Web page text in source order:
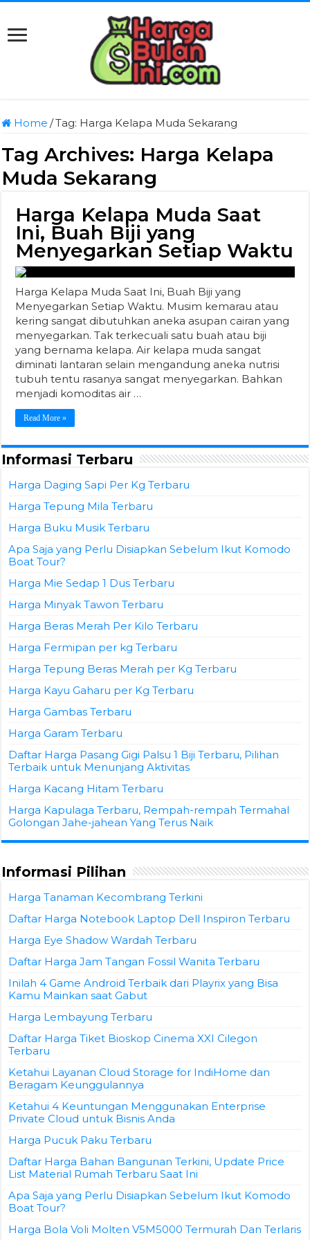
Home /Tag: Harga Kelapa Muda Sekarang
Tag Archives: Harga Kelapa
Muda Sekarang
Harga Kelapa Muda Saat
Ini, Buah Biji yang
Menyegarkan Setiap Waktu
Harga Kelapa Muda Saat Ini, Buah Biji yang
Menyegarkan Setiap Waktu. Musim kemarau atau
kering sangat dibutuhkan aneka asupan cairan yang
menyegarkan. Tak terkecuali satu buah atau biji
yang bernama kelapa. Air kelapa muda sangat
diminati lantaran selain mengandung aneka nutrisi
tubuh tentu rasanya sangat menyegarkan. Bahkan
menjadi komoditas air …
Read More »
Informasi Terbaru
Harga Daging Sapi Per Kg Terbaru
Harga Tepung Mila Terbaru
Harga Buku Musik Terbaru
Apa Saja yang Perlu Disiapkan Sebelum Ikut Komodo
Boat Tour?
Harga Mie Sedap 1 Dus Terbaru
Harga Minyak Tawon Terbaru
Harga Beras Merah Per Kilo Terbaru
Harga Fermipan per kg Terbaru
Harga Tepung Beras Merah per Kg Terbaru
Harga Kayu Gaharu per Kg Terbaru
Harga Gambas Terbaru
Harga Garam Terbaru
Daftar Harga Pasang Gigi Palsu 1 Biji Terbaru, Pilihan
Terbaik untuk Menunjang Aktivitas
Harga Kacang Hitam Terbaru
Harga Kapulaga Terbaru, Rempah-rempah Termahal
Golongan Jahe-jahean Yang Terus Naik
Informasi Pilihan
Harga Tanaman Kecombrang Terkini
Daftar Harga Notebook Laptop Dell Inspiron Terbaru
Harga Eye Shadow Wardah Terbaru
Daftar Harga Jam Tangan Fossil Wanita Terbaru
Inilah 4 Game Android Terbaik dari Playrix yang Bisa
Kamu Mainkan saat Gabut
Harga Lembayung Terbaru
Daftar Harga Tiket Bioskop Cinema XXI Cilegon
Terbaru
Ketahui Layanan Cloud Storage for IndiHome dan
Beragam Keunggulannya
Ketahui 4 Keuntungan Menggunakan Enterprise
Private Cloud untuk Bisnis Anda
Harga Pucuk Paku Terbaru
Daftar Harga Bahan Bangunan Terkini, Update Price
List Material Rumah Terbaru Saat Ini
Apa Saja yang Perlu Disiapkan Sebelum Ikut Komodo
Boat Tour?
Harga Bola Voli Molten V5M5000 Termurah Dan Terlaris